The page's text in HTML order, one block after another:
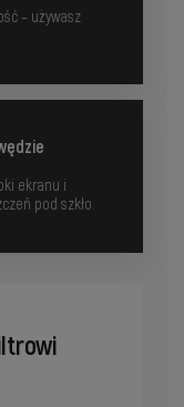
– używasz
ekranu i
pod szkło.